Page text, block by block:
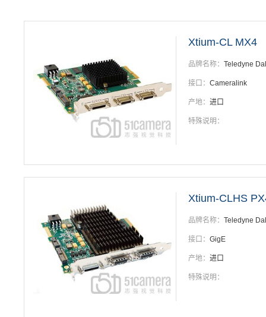
Xtium-CL MX4
品牌名称： Teledyne
接口： Cameralink
产地： 进口
特殊说明：
Xtium-CLHS
品牌名称： Teledyne
接口： GigE
产地： 进口
特殊说明：